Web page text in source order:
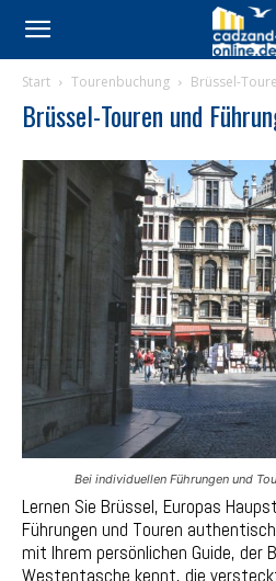
Start Tourenbuchung Brüssel-
Brüssel-Touren und
Bei individuellen Führungen und
Lernen Sie Brüssel, Europas
Führungen und Touren
mit Ihrem persönlichen Guide, der
Westentasche kennt, die